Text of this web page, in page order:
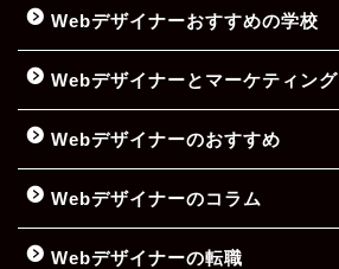
Webデザイナーおすすめの学校
Webデザイナーとマーケティング
Webデザイナーのおすすめ
Webデザイナーのコラム
Webデザイナーの転職